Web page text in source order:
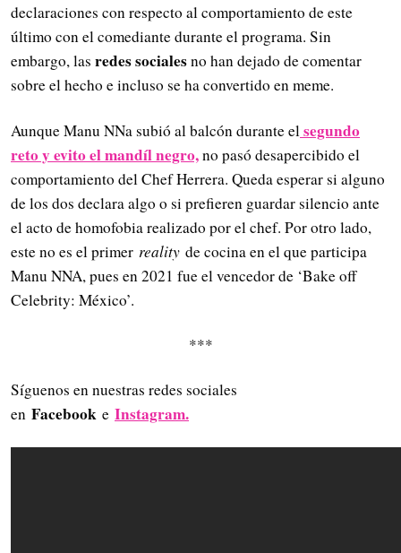
declaraciones con respecto al comportamiento de este
último con el comediante durante el programa. Sin
embargo, las redes socialesno han dejado de comentar
sobre el hecho e incluso se ha convertido en meme.
Aunque Manu NNa subió al balcón durante elsegundo
reto y evito el mandíl negro,no pasó desapercibido el
comportamiento del Chef Herrera. Queda esperar si alguno
de los dos declara algo o si prefieren guardar silencio ante
el acto de homofobia realizado por el chef. Por otro lado,
este no es el primer reality de cocina en el que participa
Manu NNA, pues en 2021 fue el vencedor de ‘Bake off
Celebrity: México’.
***
Síguenos en nuestras redes sociales
en Facebook e Instagram.